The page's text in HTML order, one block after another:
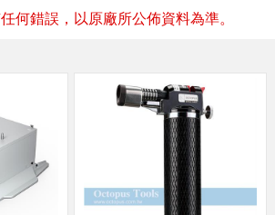
何錯誤，以原廠所公佈資料為準。